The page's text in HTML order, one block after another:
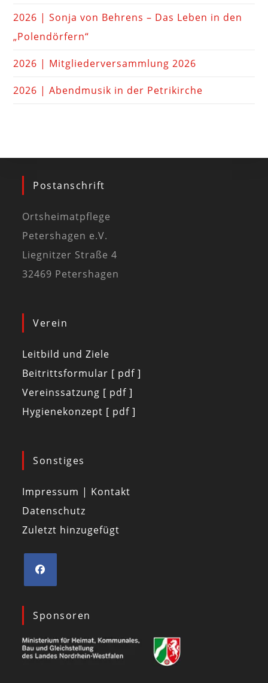
2026 | Sonja von Behrens – Das Leben in den
„Polendörfern“
2026 | Mitgliederversammlung 2026
2026 | Abendmusik in der Petrikirche
Postanschrift
Ortsheimatpflege
Petershagen e.V.
Liegnitzer Straße 4
32469 Petershagen
Verein
Leitbild und Ziele
Beitrittsformular [ pdf ]
Vereinssatzung [ pdf ]
Hygienekonzept [ pdf ]
Sonstiges
Impressum | Kontakt
Datenschutz
Zuletzt hinzugefügt
Sponsoren